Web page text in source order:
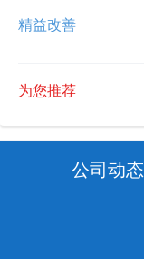
精益改善
为您推荐
公司动态